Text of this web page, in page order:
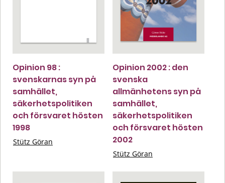
Opinion 98 :
svenskarnas syn på
samhället,
säkerhetspolitiken
och försvaret hösten
1998
Stütz Göran
Opinion 2002 : den
svenska
allmänhetens syn på
samhället,
säkerhetspolitiken
och försvaret hösten
2002
Stütz Göran